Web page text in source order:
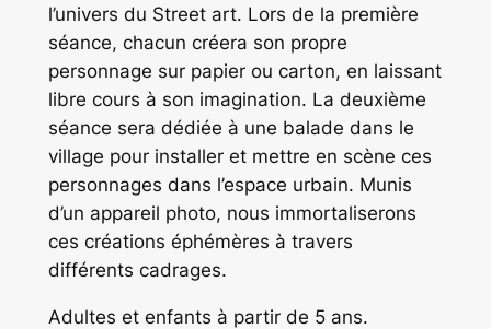
l’univers du Street art. Lors de la première
séance, chacun créera son propre
personnage sur papier ou carton, en laissant
libre cours à son imagination. La deuxième
séance sera dédiée à une balade dans le
village pour installer et mettre en scène ces
personnages dans l’espace urbain. Munis
d’un appareil photo, nous immortaliserons
ces créations éphémères à travers
différents cadrages.
Adultes et enfants à partir de 5 ans.